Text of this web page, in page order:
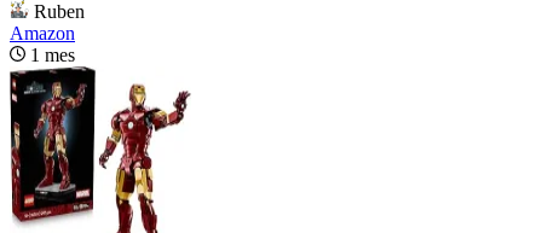
Ruben
Amazon
1 mes